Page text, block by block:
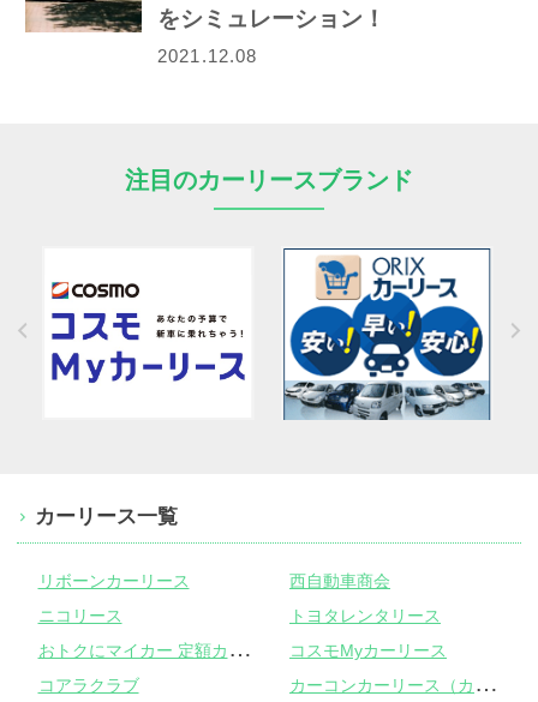
をシミュレーション！
2021.12.08
注目のカーリースブランド
カーリース一覧
リボーンカーリース
西自動車商会
ニコリース
トヨタレンタリース
お
トクにマイカー 定額カルモくん
コスモMyカーリース
コアラクラブ
カ
ーコンカーリース（カーコンビニ倶楽部）